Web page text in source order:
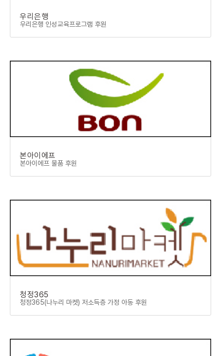
우리은행
우리은행 인성교육프로그램 후원
본아이에프
본아이에프 물품 후원
청정365
청정365(나누리 마켓) 저소득층 가정 아동 후원